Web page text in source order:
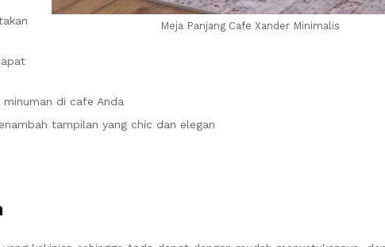
Meja Panjang Cafe Xander Minimalis
di cafe Anda
tampilan yang chic dan elegan